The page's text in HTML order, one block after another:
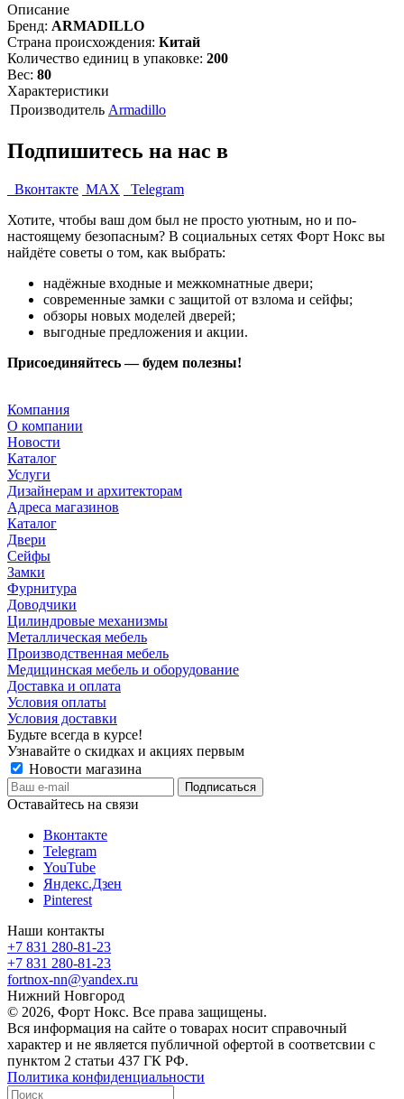
Описание
Бренд: ARMADILLO
Страна происхождения: Китай
Количество единиц в упаковке: 200
Вес: 80
Характеристики
Производитель Armadillo
Подпишитесь на нас в
Вконтакте MAX
Telegram
Хотите, чтобы ваш дом был не просто уютным, но и по-
настоящему безопасным? В социальных сетях Форт Нокс вы
найдёте советы о том, как выбрать:
надёжные входные и межкомнатные двери;
современные замки с защитой от взлома и сейфы;
обзоры новых моделей дверей;
выгодные предложения и акции.
Присоединяйтесь — будем полезны!
Компания
О компании
Новости
Каталог
Услуги
Дизайнерам и архитекторам
Адреса магазинов
Каталог
Двери
Сейфы
Замки
Фурнитура
Доводчики
Цилиндровые механизмы
Металлическая мебель
Производственная мебель
Медицинская мебель и оборудование
Доставка и оплата
Условия оплаты
Условия доставки
Будьте всегда в курсе!
Узнавайте о скидках и акциях первым
Новости магазина
Оставайтесь на связи
Вконтакте
Telegram
YouTube
Яндекс.Дзен
Pinterest
Наши контакты
+7 831 280-81-23
+7 831 280-81-23
fortnox-nn@yandex.ru
Нижний Новгород
© 2026, Форт Нокс. Все права защищены.
Вся информация на сайте о товарах носит справочный
характер и не является публичной офертой в соответсвии с
пунктом 2 статьи 437 ГК РФ.
Политика конфиденциальности